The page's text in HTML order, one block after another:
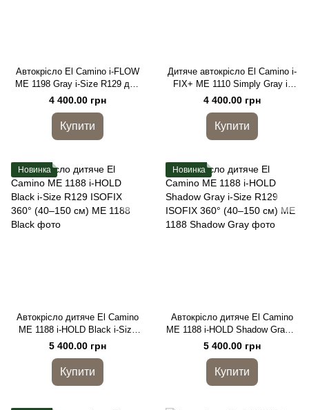
Автокрісло El Camino i-FLOW
ME 1198 Gray i-Size R129 для
дітей 40–87 см
4 400.00 грн
Купити
Дитяче автокрісло El Camino i-
FIX+ ME 1110 Simply Gray i-
Size R129 (40–87 см),
автолюлька з боковим
захистом
4 400.00 грн
Купити
Новинка
Автокрісло дитяче El Camino
ME 1188 i-HOLD Black i-Size
R129 ISOFIX 360° (40–150 см)
5 400.00 грн
Купити
Новинка
Автокрісло дитяче El Camino
ME 1188 i-HOLD Shadow Gray i-
Size R129 ISOFIX 360° (40–150
5 400.00 грн
Купити